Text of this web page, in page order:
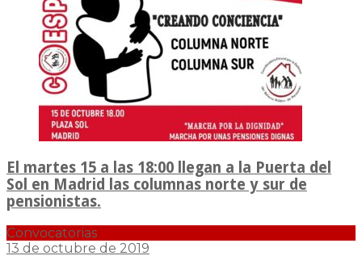
El martes 15 a las 18:00 llegan a la Puerta del
Sol en Madrid las columnas norte y sur de
pensionistas.
Convocatorias
13 de octubre de 2019